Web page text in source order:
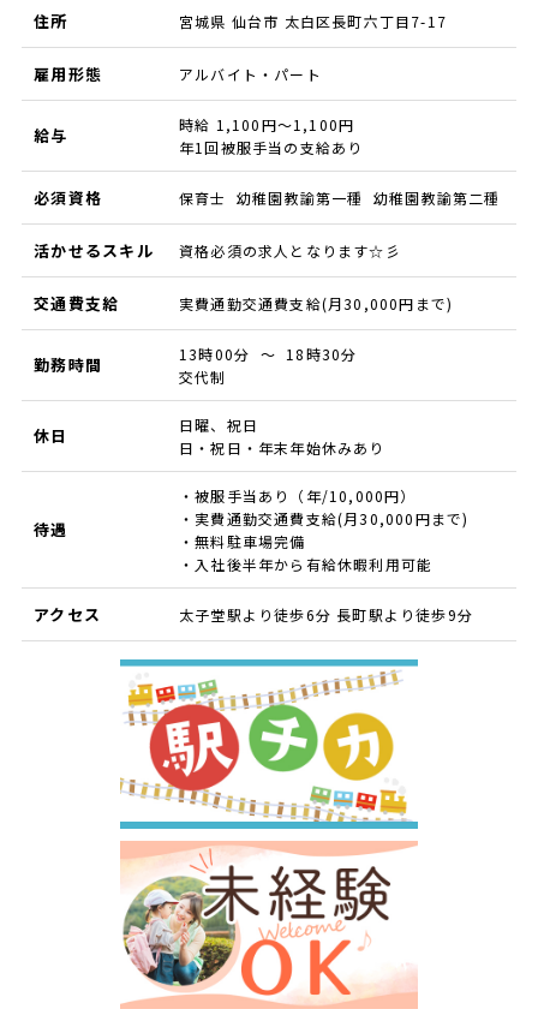
住所 宮城県 仙台市 太白区長町六丁目7-17
雇用形態 アルバイト・パート
給与
時給 1,100円～1,100円
年1回被服手当の支給あり
必須資格 保育士 幼稚園教諭第一種 幼稚園教諭第二種
活かせるスキル 資格必須の求人となります☆彡
交通費支給 実費通勤交通費支給(月30,000円まで)
勤務時間
13時00分 ～ 18時30分
交代制
休日
日曜、祝日
日・祝日・年末年始休みあり
待遇
・被服手当あり（年/10,000円）
・実費通勤交通費支給(月30,000円まで)
・無料駐車場完備
・入社後半年から有給休暇利用可能
アクセス 太子堂駅より徒歩6分 長町駅より徒歩9分